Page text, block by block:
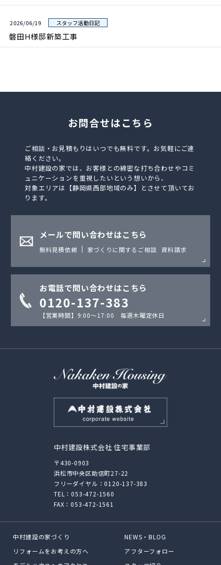
2026/06/19 スタッフ活動日記
磐田H様邸新築工事
お問合せはこちら
ご相談・お見積もりはいつでも無料です。お気軽にご連
絡ください。
中村建設の家では、お客様との綿密な打ち合わせやコミ
ュニケーションを重視したいという想いから、
対象エリアは【静岡県西部地域のみ】とさせて頂いてお
ります。
メールで問い合わせはこちら
無料見積依頼 家づくりに関するご相談 資料請求
お電話で問い合わせはこちら
0120-137-383
【営業時間】9:00〜17:00 毎週木曜定休日
中村建設株式会社 住宅事業部
〒430-0903
浜松市中央区助信町27-22
フリーダイヤル：0120-137-383
TEL：053-472-1560
FAX：053-472-1561
中村建設の家づくり
リフォームをお考えの方へ
NEWS・BLOG
アフターフォロー